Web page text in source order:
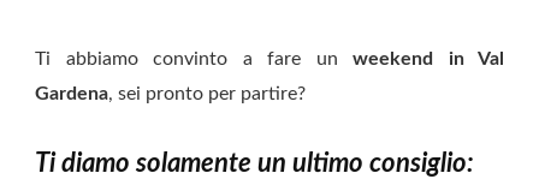
Ti abbiamo convinto a fare un weekend in Val
Gardena, sei pronto per partire?
Ti diamo solamente un ultimo consiglio: